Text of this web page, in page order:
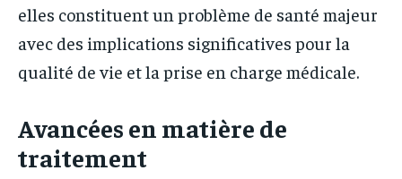
elles constituent un problème de santé majeur
avec des implications significatives pour la
qualité de vie et la prise en charge médicale.
Avancées en matière de
traitement